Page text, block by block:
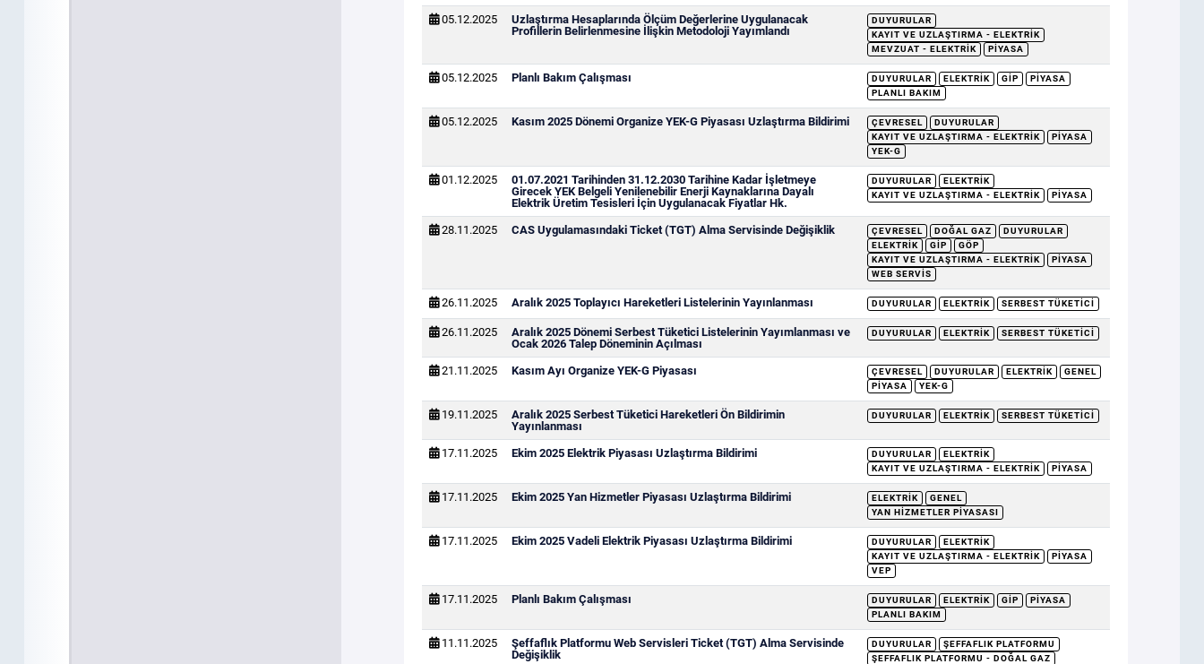
05.12.2025
Uzlaştırma Hesaplarında Ölçüm Değerlerine Uygulanacak
Profillerin Belirlenmesine İlişkin Metodoloji Yayımlandı
DUYURULAR
KAYIT VE UZLAŞTIRMA - ELEKTRIK
MEVZUAT - ELEKTRIK
PIYASA
05.12.2025 Planlı Bakım Çalışması DUYURULAR ELEKTRIK GİP
PIYASA
PLANLI BAKIM
05.12.2025 Kasım 2025 Dönemi Organize YEK-G Piyasası Uzlaştırma Bildirimi ÇEVRESEL
DUYURULAR
KAYIT VE UZLAŞTIRMA - ELEKTRIK
PIYASA
YEK-G
01.12.2025
01.07.2021 Tarihinden 31.12.2030 Tarihine Kadar İşletmeye
Girecek YEK Belgeli Yenilenebilir Enerji Kaynaklarına Dayalı
Elektrik Üretim Tesisleri İçin Uygulanacak Fiyatlar Hk.
DUYURULAR
ELEKTRIK
KAYIT VE UZLAŞTIRMA - ELEKTRIK
PIYASA
28.11.2025 CAS Uygulamasındaki Ticket (TGT) Alma Servisinde Değişiklik ÇEVRESEL DOĞAL GAZ
DUYURULAR
ELEKTRIK
GİP
GÖP
KAYIT VE UZLAŞTIRMA - ELEKTRIK
PIYASA
WEB SERVIS
26.11.2025 Aralık 2025 Toplayıcı Hareketleri Listelerinin Yayınlanması DUYURULAR ELEKTRIK SERBEST TÜKETICI
26.11.2025
Aralık 2025 Dönemi Serbest Tüketici Listelerinin Yayımlanması ve
Ocak 2026 Talep Döneminin Açılması
DUYURULAR ELEKTRIK SERBEST TÜKETICI
21.11.2025 Kasım Ayı Organize YEK-G Piyasası ÇEVRESEL DUYURULAR ELEKTRIK
GENEL
PIYASA
YEK-G
19.11.2025
Aralık 2025 Serbest Tüketici Hareketleri Ön Bildirimin
Yayınlanması
DUYURULAR ELEKTRIK SERBEST TÜKETICI
17.11.2025 Ekim 2025 Elektrik Piyasası Uzlaştırma Bildirimi DUYURULAR
ELEKTRIK
KAYIT VE UZLAŞTIRMA - ELEKTRIK
PIYASA
17.11.2025 Ekim 2025 Yan Hizmetler Piyasası Uzlaştırma Bildirimi ELEKTRIK
GENEL
YAN HIZMETLER PIYASASI
17.11.2025 Ekim 2025 Vadeli Elektrik Piyasası Uzlaştırma Bildirimi DUYURULAR
ELEKTRIK
KAYIT VE UZLAŞTIRMA - ELEKTRIK
PIYASA
VEP
17.11.2025 Planlı Bakım Çalışması DUYURULAR ELEKTRIK GİP
PIYASA
PLANLI BAKIM
11.11.2025
Şeffaflık Platformu Web Servisleri Ticket (TGT) Alma Servisinde
Değişiklik
DUYURULAR
ŞEFFAFLIK PLATFORMU
ŞEFFAFLIK PLATFORMU - DOĞAL GAZ